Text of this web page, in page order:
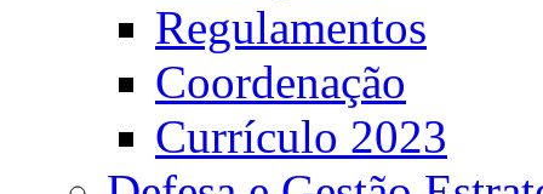
Regulamentos
Coordenação
Currículo 2023